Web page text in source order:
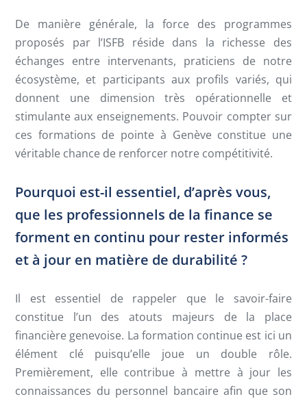
De manière générale, la force des programmes
proposés par l’ISFB réside dans la richesse des
échanges entre intervenants, praticiens de notre
écosystème, et participants aux profils variés, qui
donnent une dimension très opérationnelle et
stimulante aux enseignements. Pouvoir compter sur
ces formations de pointe à Genève constitue une
véritable chance de renforcer notre compétitivité.
Pourquoi est-il essentiel, d’après vous,
que les professionnels de la finance se
forment en continu pour rester informés
et à jour en matière de durabilité ?
Il est essentiel de rappeler que le savoir-faire
constitue l’un des atouts majeurs de la place
financière genevoise. La formation continue est ici un
élément clé puisqu’elle joue un double rôle.
Premièrement, elle contribue à mettre à jour les
connaissances du personnel bancaire afin que son